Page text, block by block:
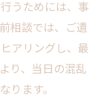
安をゼロに近
葬式の強み
式一覧
うためには、事
相談では、ご遺
アリングし、最
り、当日の混乱
ります。